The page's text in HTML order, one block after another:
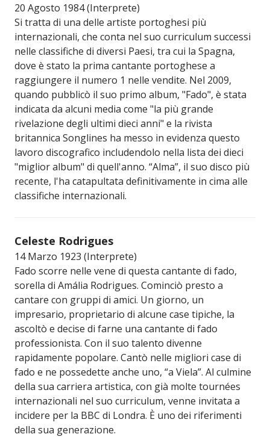
20 Agosto 1984 (Interprete)
Si tratta di una delle artiste portoghesi più
internazionali, che conta nel suo curriculum successi
nelle classifiche di diversi Paesi, tra cui la Spagna,
dove è stato la prima cantante portoghese a
raggiungere il numero 1 nelle vendite. Nel 2009,
quando pubblicò il suo primo album, "Fado", è stata
indicata da alcuni media come "la più grande
rivelazione degli ultimi dieci anni" e la rivista
britannica Songlines ha messo in evidenza questo
lavoro discografico includendolo nella lista dei dieci
"miglior album" di quell'anno. “Alma”, il suo disco più
recente, l'ha catapultata definitivamente in cima alle
classifiche internazionali.
Celeste Rodrigues
14 Marzo 1923 (Interprete)
Fado scorre nelle vene di questa cantante di fado,
sorella di Amália Rodrigues. Cominciò presto a
cantare con gruppi di amici. Un giorno, un
impresario, proprietario di alcune case tipiche, la
ascoltò e decise di farne una cantante di fado
professionista. Con il suo talento divenne
rapidamente popolare. Cantò nelle migliori case di
fado e ne possedette anche uno, “a Viela”. Al culmine
della sua carriera artistica, con già molte tournées
internazionali nel suo curriculum, venne invitata a
incidere per la BBC di Londra. È uno dei riferimenti
della sua generazione.